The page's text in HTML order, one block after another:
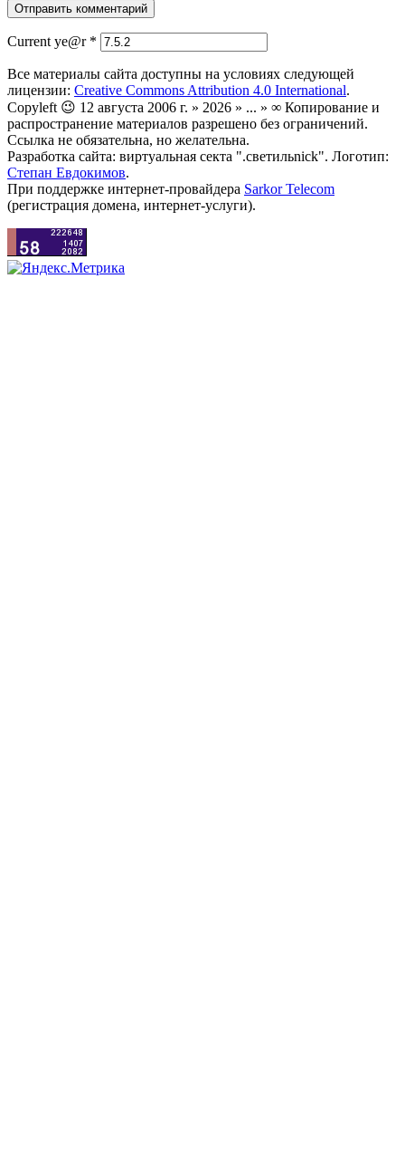
Current ye@r *
Все материалы сайта доступны на условиях следующей
лицензии: Creative Commons Attribution 4.0 International.
Copyleft 😉 12 августа 2006 г. » 2026 » ... » ∞ Копирование и
распространение материалов разрешено без ограничений.
Ссылка не обязательна, но желательна.
Разработка сайта: виртуальная секта ".светильnick". Логотип:
Степан Евдокимов.
При поддержке интернет-провайдера Sarkor Telecom
(регистрация домена, интернет-услуги).